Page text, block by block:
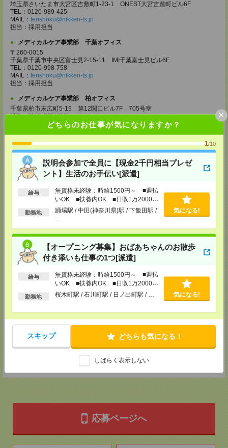
どちらのお仕事が気になりますか？
1/10
説明会参加で全員に【現金2千円相当プレゼ
ント】生活のお手伝い[派遣]
給与
無資格未経験：時給1500円～ ■週払
いOK ■扶養内OK ■日収1万2000円
以上
勤務地
踊場駅 / 中田(神奈川県)駅 / 下飯田駅 /
気になる!
【オープニング募集】おばあちゃんのお散歩
付き添いも仕事の1つ[派遣]
給与
無資格未経験：時給1500円～ ■週払
いOK ■扶養内OK ■日収1万2000円
以上
勤務地 桜木町駅 / 石川町駅 / 日ノ出町駅 / … 気になる!
スキップ どちらも気になる！
しばらく表示しない
×
埼玉県さいたま市大宮区吉敷町1-23-1 ONEST大宮吉敷町ビル6F
TEL：0120-989-425
MAIL： tenshoku@nikken-ts.jp
担当：採用担当
メディカルケア事業部 千葉オフィス
〒260-0015
千葉県千葉市中央区富士見2-15-11 IMI千葉富士見ビル6F
TEL：0120-998-758
MAIL： tenshoku@nikken-ts.jp
担当：採用担当
メディカルケア事業部 柏オフィス
千葉県柏市末広町5-19 第12関口ビル7F 705号室
TEL：0120-935-218
tenshoku@nikken-ts.jp
メディカルケア事業部 新宿オフィス
東京都新宿区新宿2-3-10 新宿御苑ビル6階
TEL：0120-457-235
MAIL：tenshoku@nikken-ts.jp
担当：採用担当
メディカルケア事業部 立川事業所
TEL：0120-934-200
tenshoku@nikken-ts.jp
担当：採用担当
メディカルケア事業部 町田オフィス
東京都町田市森野1-7-23 大樹生命町田ビル6F
TEL：0120-453-285
担当：採用担当
メディカルケア事業部 横浜オフィス
神奈川県横浜市保土ケ谷区神戸町134 横浜ビジネスパークサウスタワー
2F B区画
TEL：0120-901-799
MAIL：
tenshoku@nikken-ts.jp
担当：採用担当
登録交通費
★今ならご来社登録でQUOカード2000円分をプレゼント中★
応募ページへ